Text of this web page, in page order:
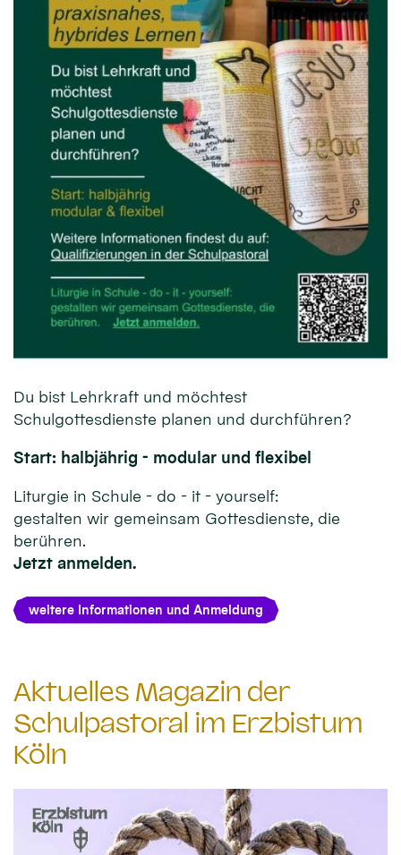
Du bist Lehrkraft und möchtest
Schulgottesdienste planen und durchführen?
Start: halbjährig - modular und flexibel
Liturgie in Schule - do - it - yourself:
gestalten wir gemeinsam Gottesdienste, die
berühren.
Jetzt anmelden.
weitere Informationen und Anmeldung
Aktuelles Magazin der
Schulpastoral im Erzbistum
Köln